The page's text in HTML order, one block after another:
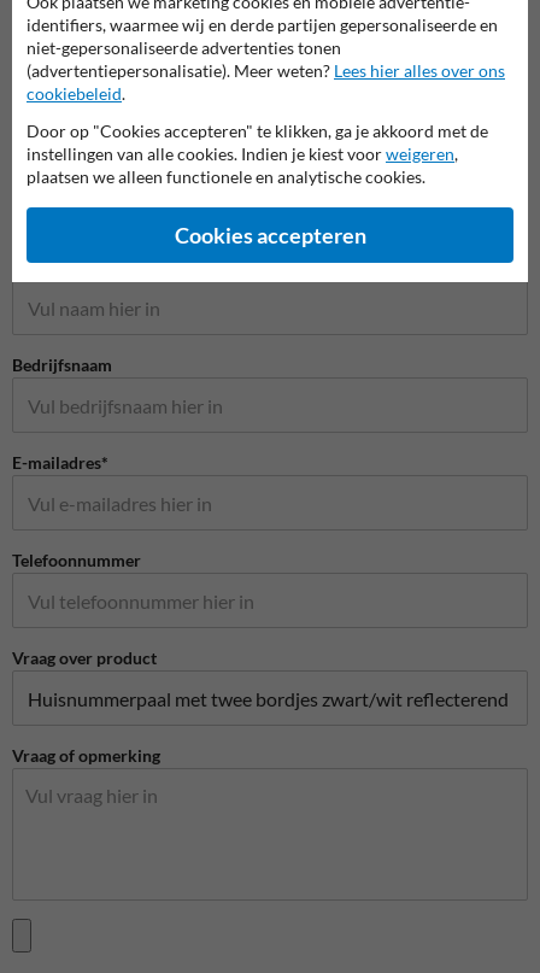
Stel je vraag aan Huisnummerpaal.be
Naam*
Bedrijfsnaam
E-mailadres*
Telefoonnummer
Vraag over product
Vraag of opmerking
identifiers, waarmee wij en derde partijen gepersonaliseerde en
niet-gepersonaliseerde advertenties tonen
(advertentiepersonalisatie). Meer weten? Lees hier alles over ons
cookiebeleid.
Door op "Cookies accepteren" te klikken, ga je akkoord met de
instellingen van alle cookies. Indien je kiest voorweigeren,
plaatsen we alleen functionele en analytische cookies.
Cookies accepteren